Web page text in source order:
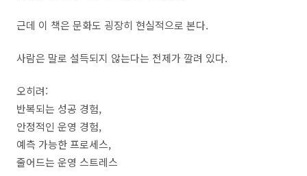
근데 이 책은 문화도 굉장히 현실적으로 본다.
사람은 말로 설득되지 않는다는 전제가 깔려 있다.
오히려:
반복되는 성공 경험,
안정적인 운영 경험,
예측 가능한 프로세스,
줄어드는 운영 스트레스